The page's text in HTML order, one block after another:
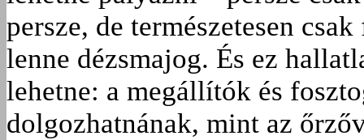
persze, de természetesen
lenne dézsmajog. És ez
lehetne: a megállítók és
dolgozhatnának, mint az